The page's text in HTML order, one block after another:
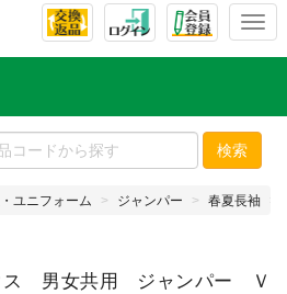
T
l
e
n
v
a
検索
ユニフォーム ジャンパー 春夏長袖
ス 男女共用 ジャンパー Ｖ